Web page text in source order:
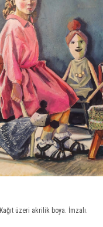
üzeri akrilik boya. İmzalı.